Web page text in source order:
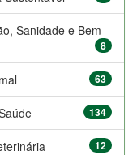
Sanidade e Bem-
8
63
134
12